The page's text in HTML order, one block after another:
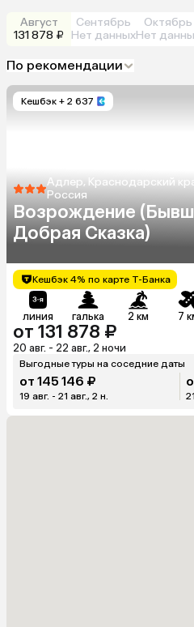
Август
131 878 ₽
Сентябрь
Нет данных
Октябрь
Нет
По рекомендации
Кешбэк + 2 637
Адлер, Краснодарский
Россия
Возрождение
Добрая Сказка)
Кешбэк 4% по карте Т-Банка
линия галька 2 км 7
от 131 878 ₽
20 авг. - 22 авг., 2 ночи
Выгодные туры на соседние даты
от 145 146 ₽
19 авг. - 21 авг., 2 н.